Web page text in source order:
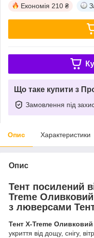
Економія 210 ₴
Що таке купити з
Замовлення під
Опис Характеристики
Опис
Тент посилений
Treme
з люверсами
Тент X‑Treme
укриття від дощу, снігу,